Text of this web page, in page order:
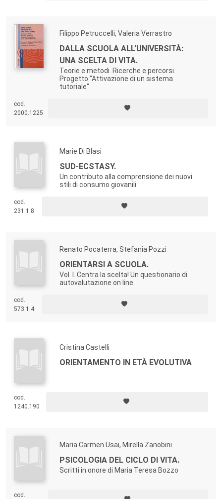
Filippo Petruccelli, Valeria Verrastro
DALLA SCUOLA ALL'UNIVERSITÀ:
UNA SCELTA DI VITA.
Teorie e metodi. Ricerche e percorsi.
Progetto "Attivazione di un sistema
tutoriale"
cod.
2000.1225
Marie Di Blasi
SUD-ECSTASY.
Un contributo alla comprensione dei nuovi
stili di consumo giovanili
cod.
231.1.8
Renato Pocaterra, Stefania Pozzi
ORIENTARSI A SCUOLA.
Vol. I. Centra la scelta! Un questionario di
autovalutazione on line
cod.
573.1.4
Cristina Castelli
ORIENTAMENTO IN ETÀ EVOLUTIVA
cod.
1240.190
Maria Carmen Usai, Mirella Zanobini
PSICOLOGIA DEL CICLO DI VITA.
Scritti in onore di Maria Teresa Bozzo
cod.